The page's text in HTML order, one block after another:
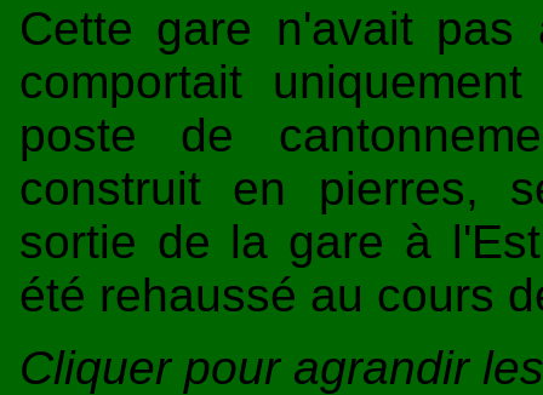
Cette gare n'avait
comportait
poste de
construit en pierres,
sortie de la gare à
été rehaussé au cours
Cliquer pour agrandir